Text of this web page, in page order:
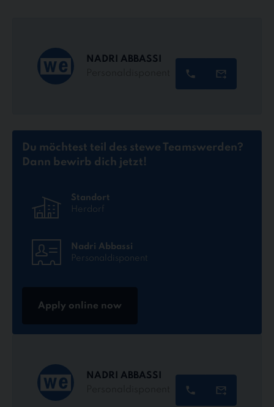
NADRI ABBASSI
Du möchtest teil des stewe Teamswerden?
Dann bewirb dich jetzt!
Standort
Herdorf
Nadri Abbassi
Personaldisponent
Apply online now
NADRI ABBASSI